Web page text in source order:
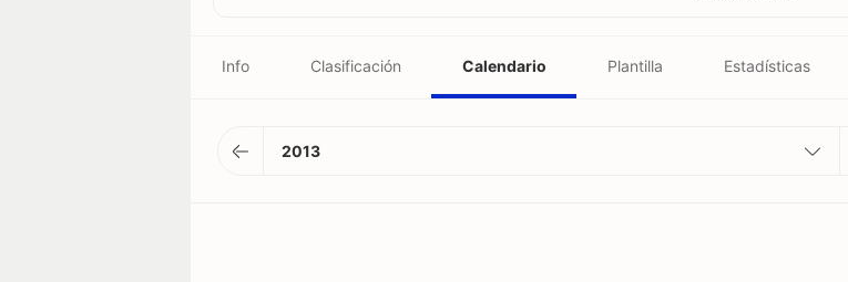
Info Clasificación Calendario Plantilla Estadísticas
2013